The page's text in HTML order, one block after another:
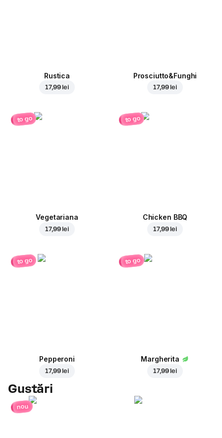
Rustica
17,99 lei
Prosciutto&Funghi
17,99 lei
to go
Vegetariana
17,99 lei
to go
Chicken BBQ
17,99 lei
to go
Pepperoni
17,99 lei
to go
Margherita
17,99 lei
Gustări
nou